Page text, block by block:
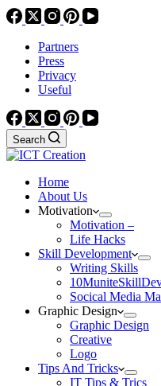
Partners
Press
Privacy
Useful
Search
Home
About Us
Motivation
Motivation –
Life Hacks
Skill Development
Writing Skills
Socical Media
Graphic Design
Graphic Design
Creative
Logo
Tips And Tricks
IT Tips & Trics